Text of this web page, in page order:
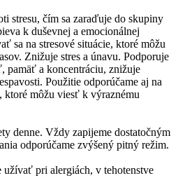
stresu, čím sa zaraďuje do skupiny
k duševnej a emocionálnej
sa na stresové situácie, ktoré môžu
Znižuje stres a únavu. Podporuje
pamäť a koncentráciu, znižuje
Použitie odporúčame aj na
ktoré môžu viesť k výraznému
denne. Vždy zapijeme dostatočným
odporúčame zvýšený pitný režim.
pri alergiách, v tehotenstve